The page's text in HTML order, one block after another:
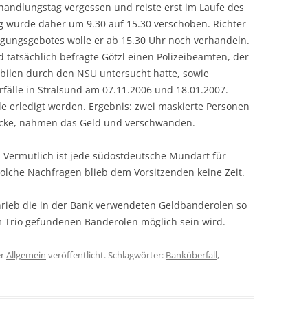
vergessen und reiste erst im Laufe des
wurde daher um 9.30 auf 15.30 verschoben. Richter
wolle er ab 15.30 Uhr noch verhandeln.
tatsächlich befragte Götzl einen Polizeibeamten, der
durch den NSU untersucht hatte, sowie
in Stralsund am 07.11.2006 und 18.01.2007.
erledigt werden. Ergebnis: zwei maskierte Personen
nahmen das Geld und verschwanden.
Vermutlich ist jede südostdeutsche Mundart für
Nachfragen blieb dem Vorsitzenden keine Zeit.
die in der Bank verwendeten Geldbanderolen so
gefundenen Banderolen möglich sein wird.
Allgemein veröffentlicht. Schlagwörter: Banküberfall,